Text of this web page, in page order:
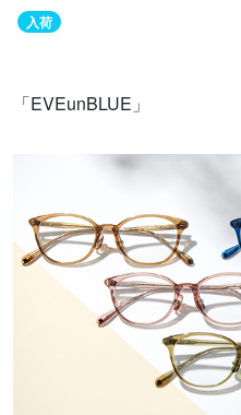
入荷
「EVEunBLUE」